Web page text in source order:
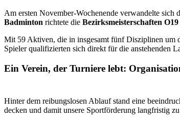
Am ersten November-Wochenende verwandelte
Badminton richtete die Bezirksmeisterschaften O19
Mit 59 Aktiven, die in insgesamt fünf Disziplinen um
Spieler qualifizierten sich direkt für die anstehenden
Ein Verein, der Turniere lebt:
Hinter dem reibungslosen Ablauf stand eine
decken und damit unsere Sportförderung langfristig